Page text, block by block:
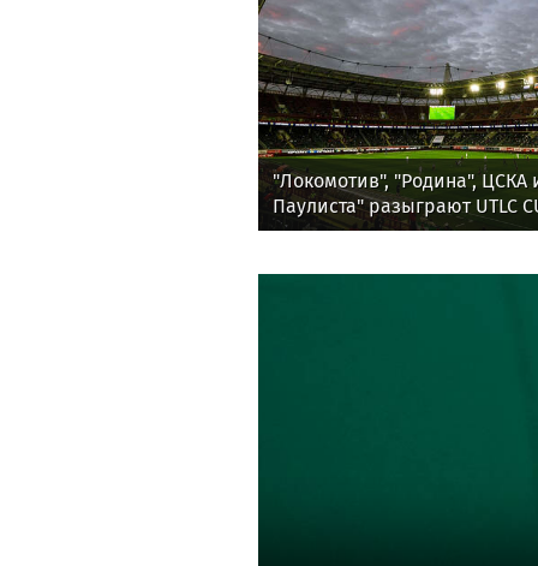
"Локомотив", "Родина", ЦСКА
Паулиста" разыграют UTLC